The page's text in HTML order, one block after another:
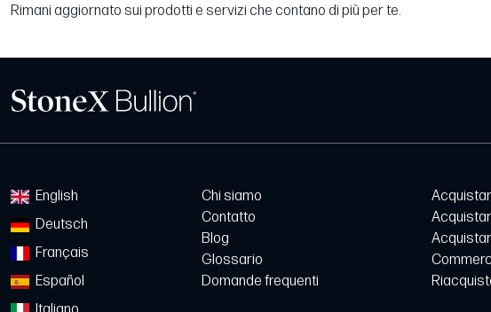
Rimani aggiornato sui prodotti e servizi che contano di più per te.
English
Deutsch
Français
Español
Chi siamo
Contatto
Blog
Glossario
Domande frequenti